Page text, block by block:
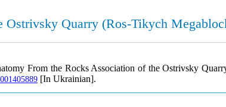
Quarry (Ros-Tikych
From the Rocks Association of the Ostrivsky
[In Ukrainian].